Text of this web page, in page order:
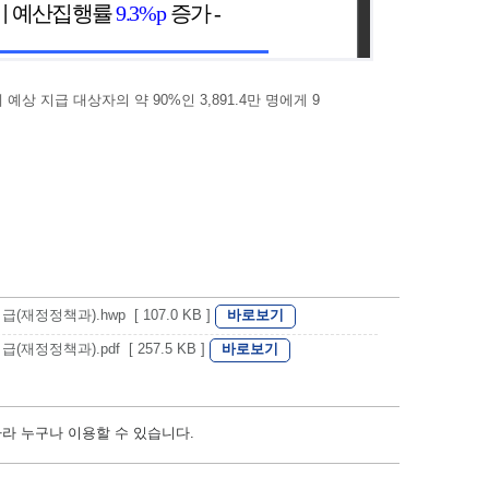
상 지급 대상자의 약 90%인 3,891.4만 명에게 9
(재정정책과).hwp [ 107.0 KB ] 바로보기
(재정정책과).pdf [ 257.5 KB ] 바로보기
누구나 이용할 수 있습니다.